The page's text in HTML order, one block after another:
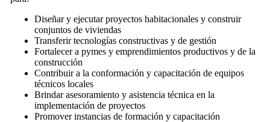
Diseñar y ejecutar proyectos habitacionales y construir
conjuntos de viviendas
Transferir tecnologías constructivas y de gestión
Fortalecer a pymes y emprendimientos productivos y de la
construcción
Contribuir a la conformación y capacitación de equipos
técnicos locales
Brindar asesoramiento y asistencia técnica en la
implementación de proyectos
Promover instancias de formación y capacitación